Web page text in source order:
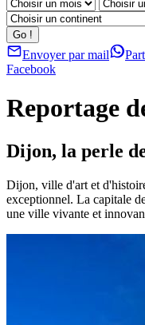
Envoyer par mail
Facebook
Reportage
Dijon, la perle
Dijon, ville d'art et
exceptionnel. La capitale
une ville vivante et